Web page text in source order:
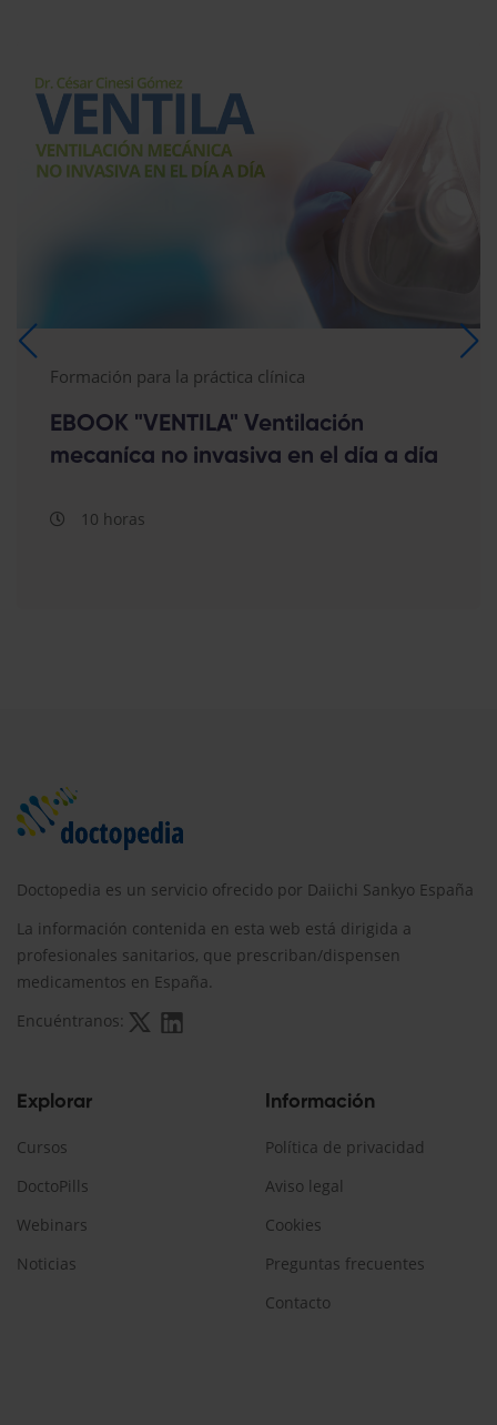
Formación para la práctica clínica
EBOOK "VENTILA" Ventilación
mecaníca no invasiva en el día a día
10 horas
Doctopedia es un servicio ofrecido por Daiichi Sankyo España
La información contenida en esta web está dirigida a
profesionales sanitarios, que prescriban/dispensen
medicamentos en España.
Encuéntranos:
Explorar
Cursos
DoctoPills
Webinars
Noticias
Información
Política de privacidad
Aviso legal
Cookies
Preguntas frecuentes
Contacto